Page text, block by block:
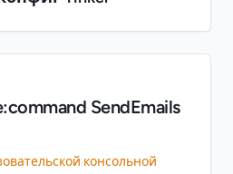
SendEmails
консольной